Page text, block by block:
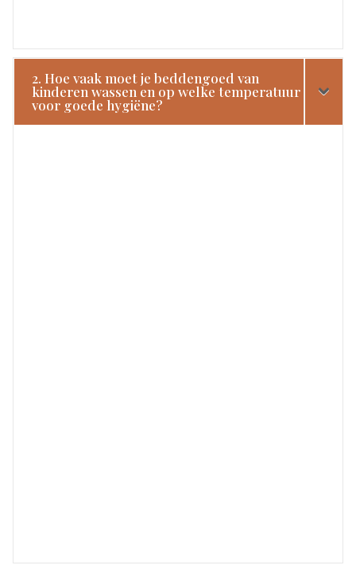
2. Hoe vaak moet je beddengoed van
kinderen wassen en op welke temperatuur
voor goede hygiëne?